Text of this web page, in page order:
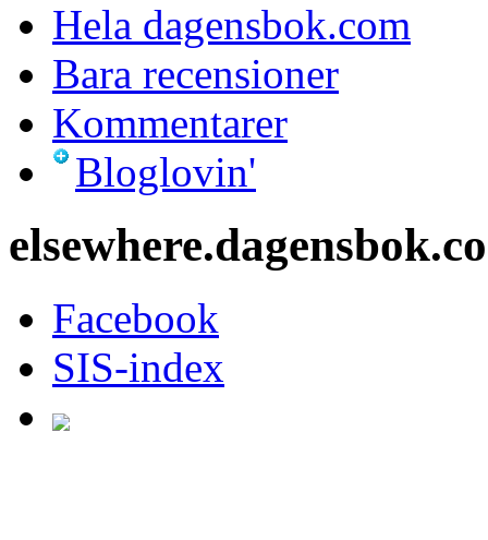
Hela dagensbok.com
Bara recensioner
Kommentarer
Bloglovin'
Facebook
SIS-index